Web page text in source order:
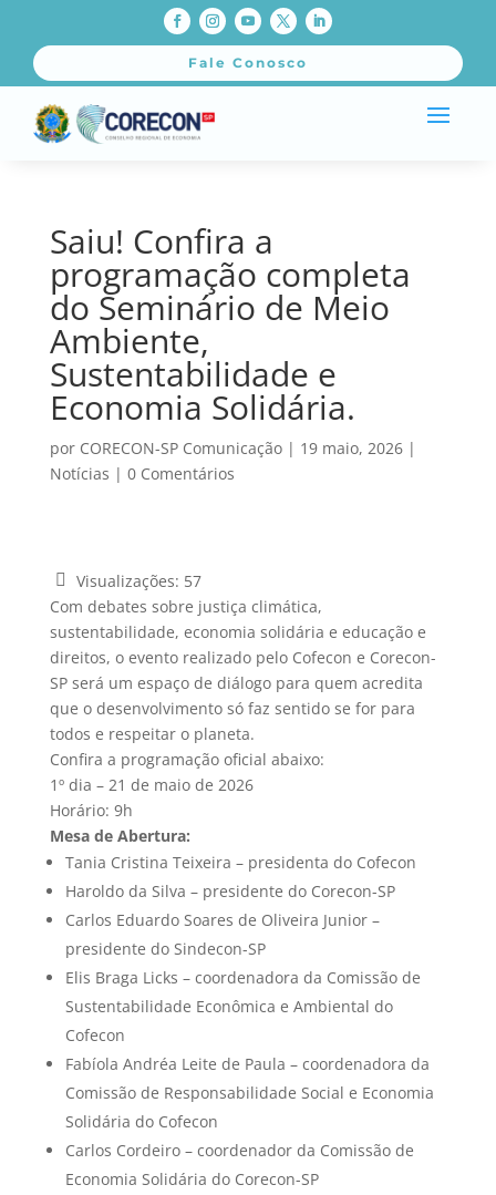
Fale Conosco
Saiu! Confira a
programação completa
do Seminário de Meio
Ambiente,
Sustentabilidade e
Economia Solidária.
por CORECON-SP Comunicação| 19 maio, 2026|
Notícias | 0 Comentários
Visualizações: 57
Com debates sobre justiça climática,
sustentabilidade, economia solidária e educação e
direitos, o evento realizado pelo Cofecon e Corecon-
SP será um espaço de diálogo para quem acredita
que o desenvolvimento só faz sentido se for para
todos e respeitar o planeta.
Confira a programação oficial abaixo:
1º dia – 21 de maio de 2026
Horário: 9h
Mesa de Abertura:
Tania Cristina Teixeira – presidenta do Cofecon
Haroldo da Silva – presidente do Corecon-SP
Carlos Eduardo Soares de Oliveira Junior –
presidente do Sindecon-SP
Elis Braga Licks – coordenadora da Comissão de
Sustentabilidade Econômica e Ambiental do
Cofecon
Fabíola Andréa Leite de Paula – coordenadora da
Comissão de Responsabilidade Social e Economia
Solidária do Cofecon
Carlos Cordeiro – coordenador da Comissão de
Economia Solidária do Corecon-SP